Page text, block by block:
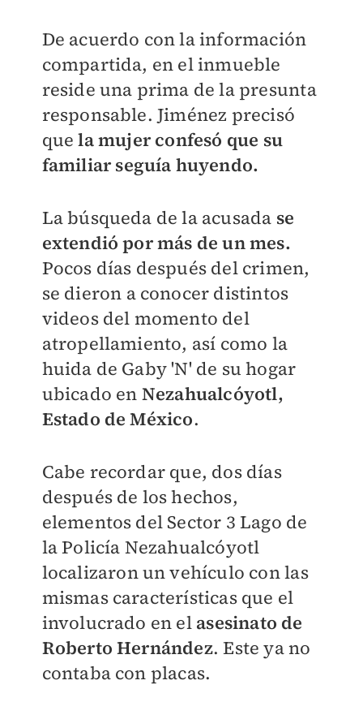
De acuerdo con la información
compartida, en el inmueble
reside una prima de la presunta
responsable. Jiménez precisó
quela mujer confesó que su
familiar seguía huyendo.
La búsqueda de la acusada se
extendió por más de un mes.
Pocos días después del crimen,
se dieron a conocer distintos
videos del momento del
atropellamiento, así como la
huida de Gaby 'N' de su hogar
ubicado en Nezahualcóyotl,
Estado de México.
Cabe recordar que, dos días
después de los hechos,
elementos del Sector 3 Lago de
la Policía Nezahualcóyotl
localizaron un vehículo con las
mismas características que el
involucrado en elasesinato de
Roberto Hernández. Este ya no
contaba con placas.